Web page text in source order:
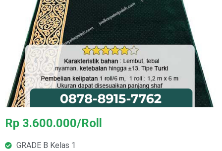
Rp 3.600.000/Roll
GRADE B Kelas 1